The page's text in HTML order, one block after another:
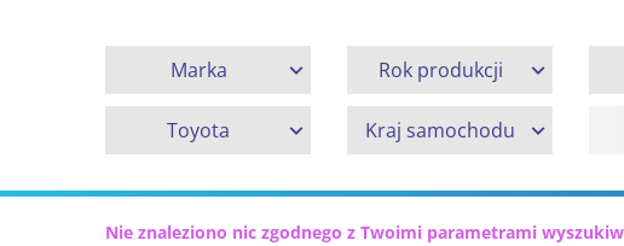
Marka
Toyota
Rok produkcji
Kraj samochodu
Nie znaleziono nic zgodnego z Twoimi parametrami